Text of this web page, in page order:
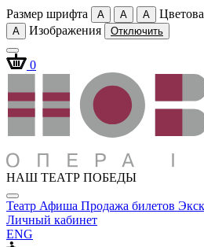
Размер шрифта A A A
A
Изображения Отключить
0
НАШ ТЕАТР ПОБЕДЫ
Театр Афиша Продажа билетов
Личный кабинет
ENG